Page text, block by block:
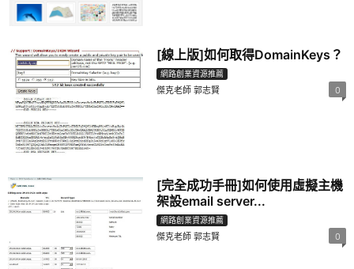
[線上版]如何取得DomainKeys？
網路創業資源推薦
傑克老師 郭志賢 0
[完全成功手冊]如何使用虛擬主機
架設email server...
網路創業資源推薦
傑克老師 郭志賢 0